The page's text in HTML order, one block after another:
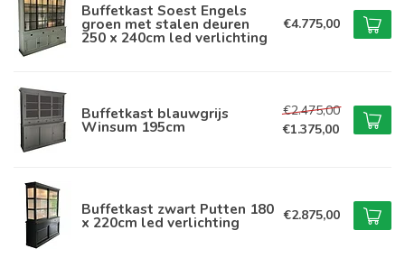
Buffetkast Soest Engels
groen met stalen deuren
250 x 240cm led verlichting
€4.775,00
Buffetkast blauwgrijs
Winsum 195cm
€2.475,00
€1.375,00
Buffetkast zwart Putten 180
x 220cm led verlichting €2.875,00